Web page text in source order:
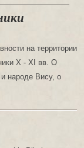
на территории
X - XI вв. О
народе Вису, о